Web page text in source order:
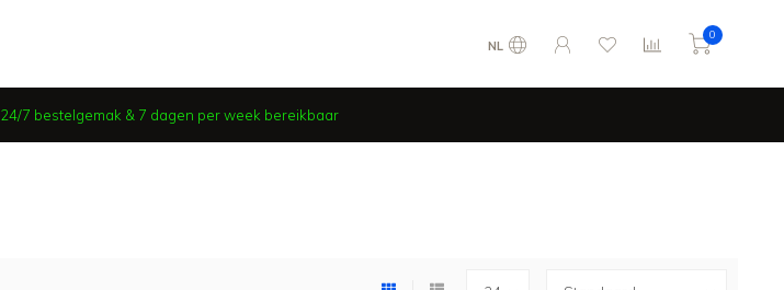
NL
0
24/7 bestelgemak & 7 dagen per week bereikbaar